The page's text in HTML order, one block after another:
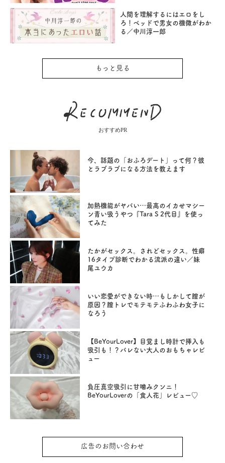
人間を理解するにはエロをし
ろ！ベッドで男女の機微がわか
る／中川淳一郎
もっと見る
おすすめPR
今、話題の「おふろデート」って何？彼
とラブラブになる方法を教えます
加熱機能がヤバい…最高のイカせマシー
ン青い吸うやつ『Tara S 2代目』を使っ
てみた
たかがセックス。されどセックス。性癖
16タイプ診断でわかる流派の違い／妹
尾ユウカ
いい恋愛ができない時…もしかして膣が
原因？膣トレでモテモテふわふわ女子に
なろう
【BeYourLover】目覚まし時計で挿入も
吸引も！？バレない大人のおもちゃレビ
ュー
負圧真空吸引に甘噛みクンニ！
BeYourLoverの「食人花」レビュー♡
広告のお問い合わせ